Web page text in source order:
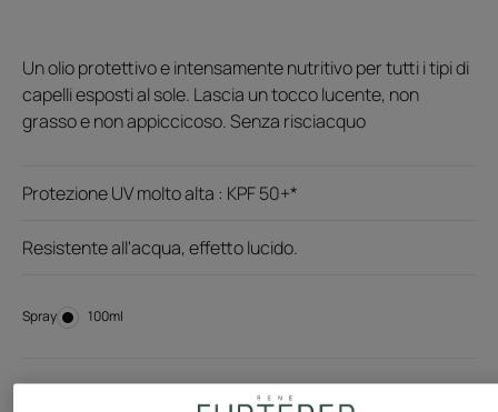
Un olio protettivo e intensamente nutritivo per tutti i tipi di
capelli esposti al sole. Lascia un tocco lucente, non
grasso e non appiccicoso. Senza risciacquo
Protezione UV molto alta : KPF 50+*
Resistente all'acqua, effetto lucido.
Spray Spray
100ml
Esigenze